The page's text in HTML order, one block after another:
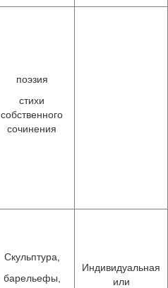
поэзия
стихи
собственного
сочинения
Скульптура,
барельефы,
Индивидуальная
или